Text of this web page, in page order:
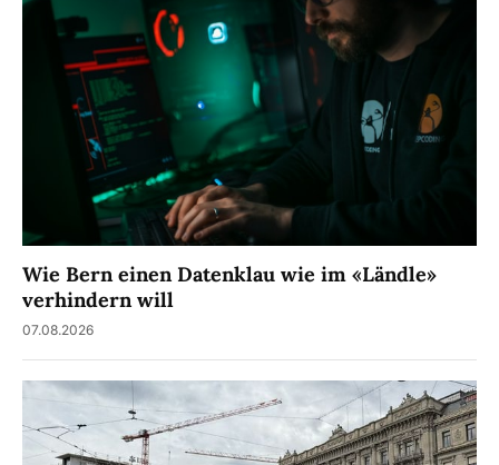
Wie Bern einen Datenklau wie im «Ländle»
verhindern will
07.08.2026